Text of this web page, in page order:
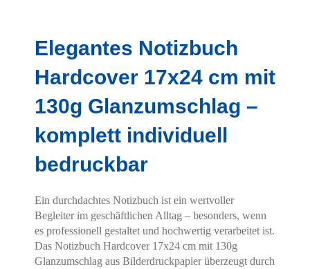
Elegantes Notizbuch
Hardcover 17x24 cm mit
130g Glanzumschlag –
komplett individuell
bedruckbar
Ein durchdachtes Notizbuch ist ein wertvoller
Begleiter im geschäftlichen Alltag – besonders, wenn
es professionell gestaltet und hochwertig verarbeitet ist.
Das Notizbuch Hardcover 17x24 cm mit 130g
Glanzumschlag aus Bilderdruckpapier überzeugt durch
Zustimmung geben oder sich weitere
Informationen anzeigen lassen.
Funktionell
Alle Cookies akzeptieren
Auswahl bestätigen
Privatsphäre-Einstellungen Datenschutz
Details einblenden